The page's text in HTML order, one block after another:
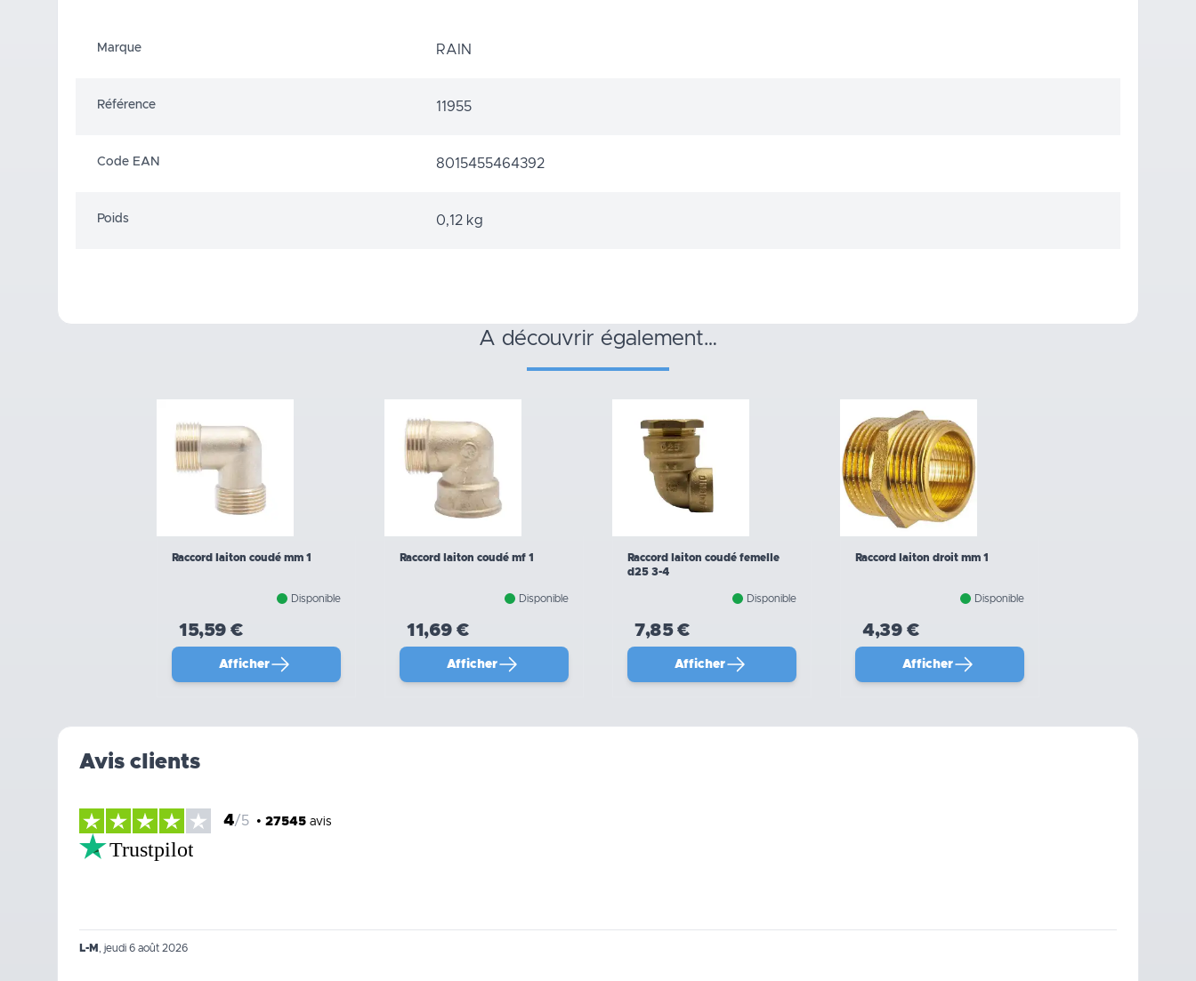
Marque RAIN
Référence 11955
Code EAN 8015455464392
Poids 0,12 kg
a découvrir également…
Raccord laiton coudé mm 1
Disponible
15,59 €
Afficher
Raccord laiton coudé mf 1
Disponible
11,69 €
Afficher
Raccord laiton coudé femelle
d25 3-4
Disponible
7,85 €
Afficher
Raccord laiton droit mm 1
Disponible
4,39 €
Afficher
Avis clients
4/5 • 27545 avis
Trustpilot
L-M jeudi 6 août 2026